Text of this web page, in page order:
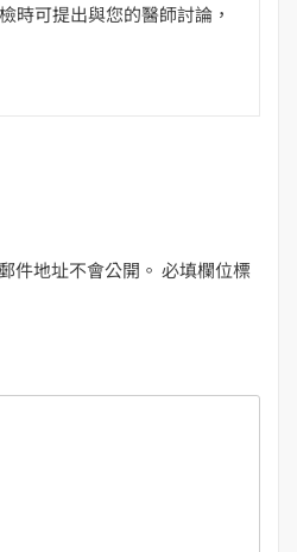
時可提出與您的醫師討論，
件地址不會公開。 必填欄位標